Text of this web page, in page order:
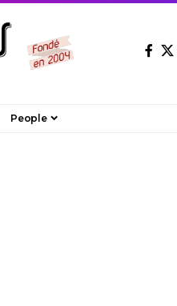
People